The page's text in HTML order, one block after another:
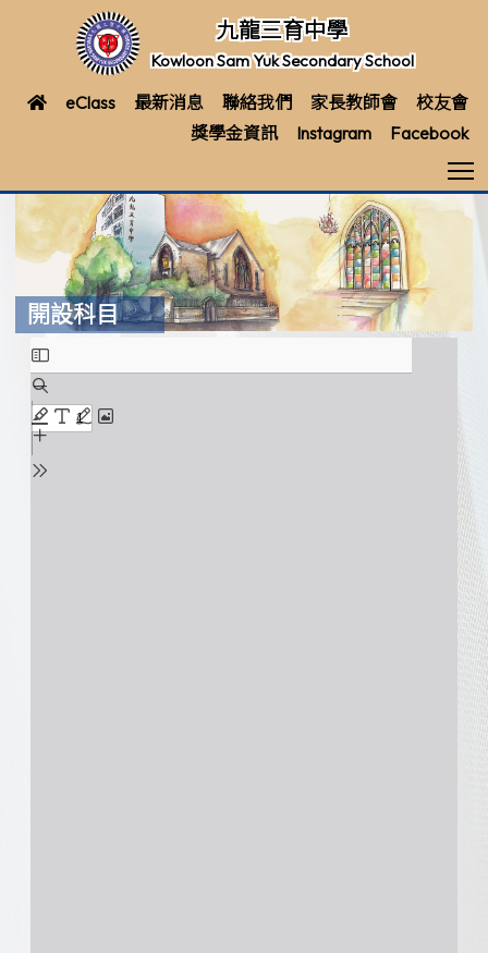
九龍三育中學
Kowloon Sam Yuk Secondary School
eClass 最新消息 聯絡我們 家長教師會
校友會
獎學金資訊
Instagram Facebook
開設科目